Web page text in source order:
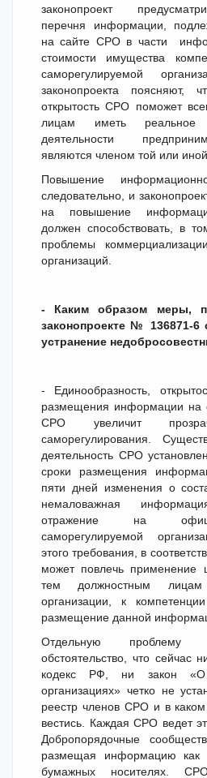
законопроект
перечня информации,
на сайте СРО в части
стоимости имущества
саморегулируемой
законопроекта поясняют,
открытость СРО поможет
лицам иметь реальное
деятельности
являются членом той или
Повышение
следовательно, и
на повышение
должен способствовать, в
проблемы
организаций.
- Каким образом меры,
законопроекте № 136871-6
устранение
- Единообразность,
размещения информации на
СРО увеличит
саморегулирования.
деятельность СРО
сроки размещения
пяти дней изменения о
немаловажная
отражение на
саморегулируемой
этого требования, в
может повлечь применение
тем должностным лицам
организации, к
размещение данной
Отдельную проблему
обстоятельство, что сейчас
кодекс РФ, ни закон «О
организациях» четко не
реестр членов СРО и в
вестись. Каждая СРО ведет
Добропорядочные
размещая информацию
бумажных носителях.